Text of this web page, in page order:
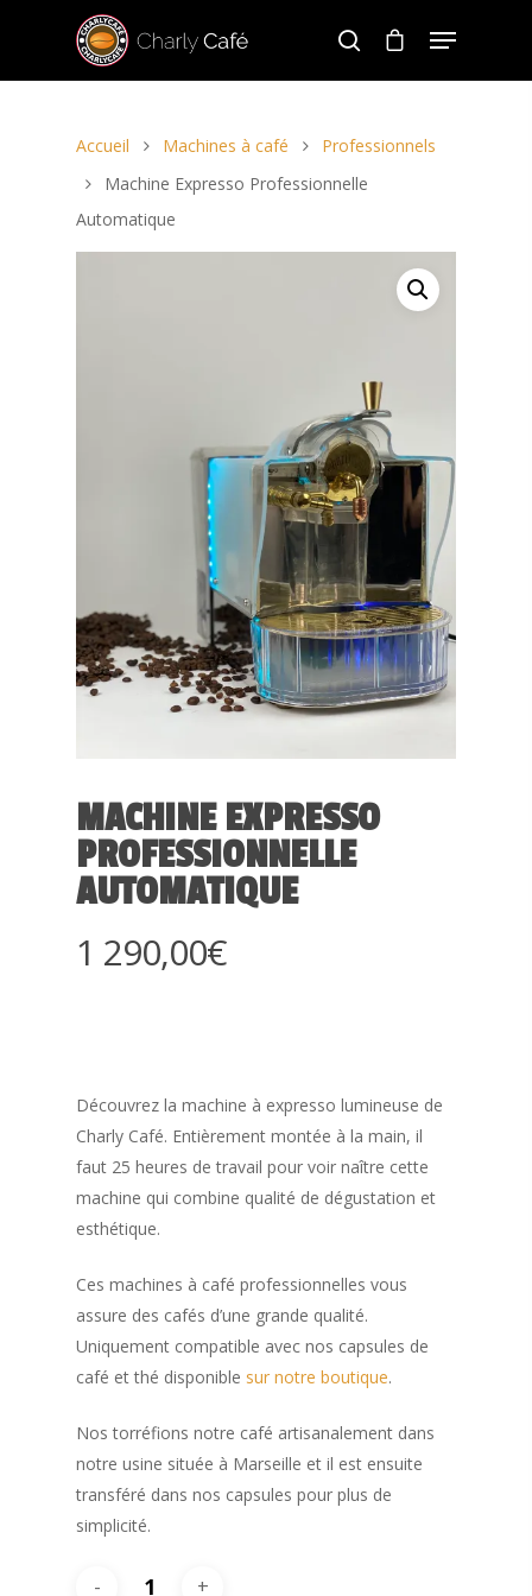
Hit enter to search or ESC to close
Accueil Machines à café
Professionnels
Machine Expresso Professionnelle
Automatique
MACHINE EXPRESSO
PROFESSIONNELLE
AUTOMATIQUE
1 290,00€
Découvrez la machine à expresso lumineuse de
Charly Café. Entièrement montée à la main, il
faut 25 heures de travail pour voir naître cette
machine qui combine qualité de dégustation et
esthétique.
Ces machines à café professionnelles vous
assure des cafés d’une grande qualité.
Uniquement compatible avec nos capsules de
café et thé disponible sur notre boutique.
Nos torréfions notre café artisanalement dans
notre usine située à Marseille et il est ensuite
transféré dans nos capsules pour plus de
simplicité.